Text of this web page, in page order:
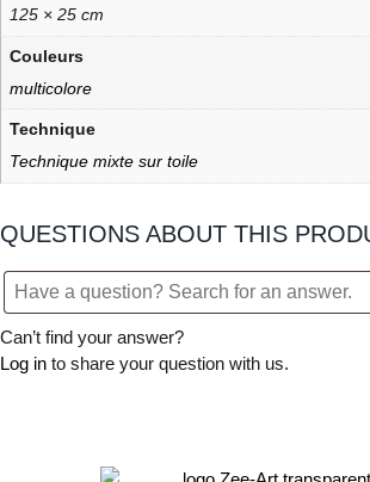
125 × 25 cm
Couleurs
multicolore
Technique
Technique mixte sur toile
QUESTIONS ABOUT THIS
Can’t find your answer?
Log in to share your question with us.